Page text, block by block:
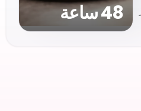
48 ساعة